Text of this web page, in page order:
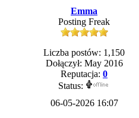
Emma
Posting Freak
Liczba postów: 1,150
Dołączył: May 2016
Reputacja: 0
Status:
06-05-2026 16:07